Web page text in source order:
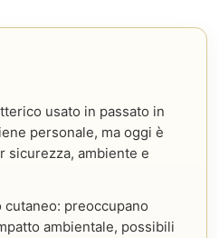
usato in passato in
personale, ma oggi è
sicurezza, ambiente e
preoccupano
ambientale, possibili